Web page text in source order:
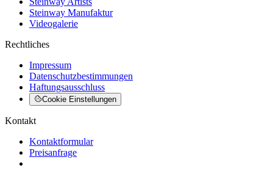
Steinway Manufaktur
Videogalerie
Rechtliches
Impressum
Datenschutzbestimmungen
Haftungsausschluss
Cookie Einstellungen
Kontakt
Kontaktformular
Preisanfrage